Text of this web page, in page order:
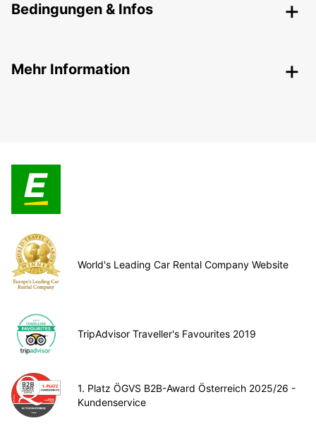
Bedingungen & Infos
Mehr Information
World's Leading Car Rental Company Website
TripAdvisor Traveller's Favourites 2019
1. Platz ÖGVS B2B-Award Österreich 2025/26 -
Kundenservice